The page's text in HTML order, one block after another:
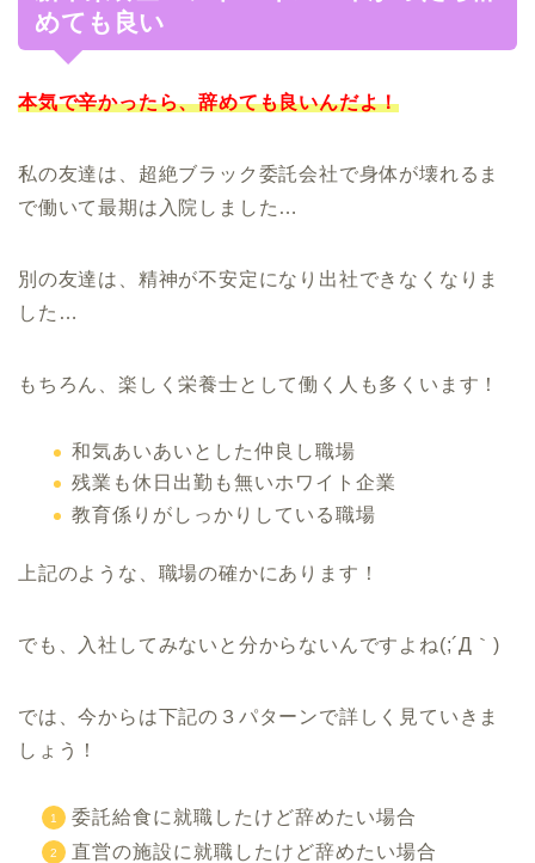
めても良い
本気で辛かったら、辞めても良いんだよ！
私の友達は、超絶ブラック委託会社で身体が壊れるま
で働いて最期は入院しました…
別の友達は、精神が不安定になり出社できなくなりま
した…
もちろん、楽しく栄養士として働く人も多くいます！
和気あいあいとした仲良し職場
残業も休日出勤も無いホワイト企業
教育係りがしっかりしている職場
上記のような、職場の確かにあります！
でも、入社してみないと分からないんですよね(;´Д｀)
では、今からは下記の３パターンで詳しく見ていきま
しょう！
委託給食に就職したけど辞めたい場合
直営の施設に就職したけど辞めたい場合